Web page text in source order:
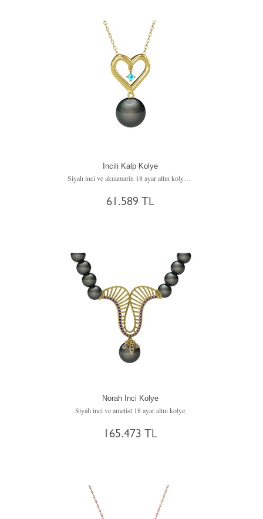
İncili Kalp Kolye
Siyah inci ve akuamarin 18 ayar altın kolye (40 cm altın rolo zincir)
61.589 TL
Norah İnci Kolye
Siyah inci ve ametist 18 ayar altın kolye
165.473 TL